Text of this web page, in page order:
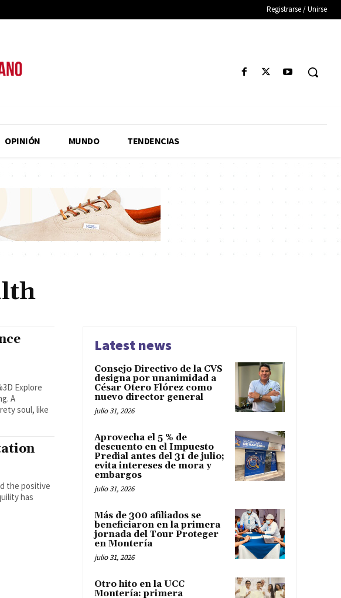
Registrarse / Unirse
OPINIÓN MUNDO TENDENCIAS
A
soul, like
the positive
Latest news
Consejo Directivo de la CVS
designa por unanimidad a
César Otero Flórez como
nuevo director general
julio 31, 2026
Aprovecha el 5 % de
descuento en el Impuesto
Predial antes del 31 de julio;
evita intereses de mora y
embargos
julio 31, 2026
Más de 300 afiliados se
beneficiaron en la primera
jornada del Tour Proteger
en Montería
julio 31, 2026
Otro hito en la UCC
Montería: primera